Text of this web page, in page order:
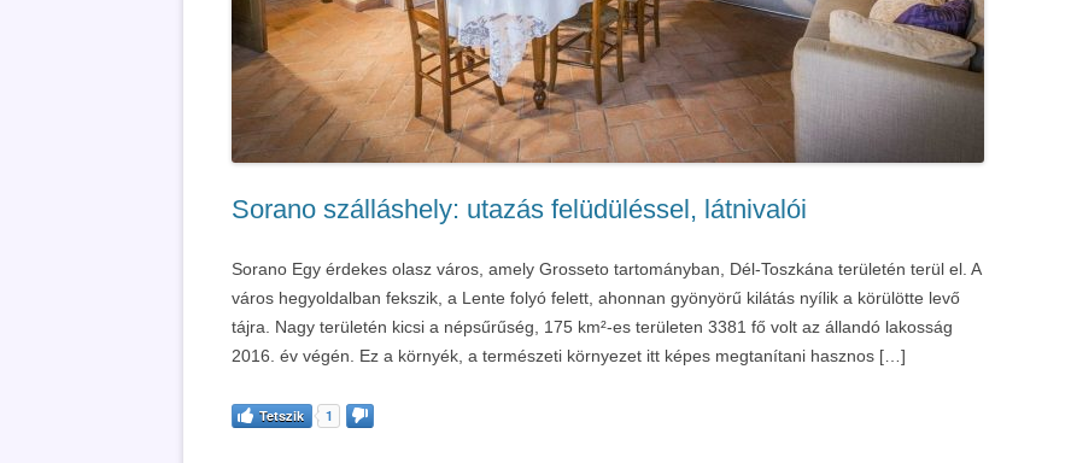
Sorano szálláshely: utazás felüdüléssel, látnivalói
Sorano Egy érdekes olasz város, amely Grosseto tartományban, Dél-Toszkána területén terül el. A
város hegyoldalban fekszik, a Lente folyó felett, ahonnan gyönyörű kilátás nyílik a körülötte levő
tájra. Nagy területén kicsi a népsűrűség, 175 km²-es területen 3381 fő volt az állandó lakosság
2016. év végén. Ez a környék, a természeti környezet itt képes megtanítani hasznos […]
Tetszik 1